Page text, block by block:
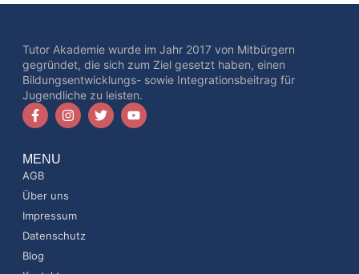
Tutor Akademie wurde im Jahr 2017 von Mitbürgern
gegründet, die sich zum Ziel gesetzt haben, einen
Bildungsentwicklungs- sowie Integrationsbeitrag für
Jugendliche zu leisten.
MENU
AGB
Über uns
Impressum
Datenschutz
Blog